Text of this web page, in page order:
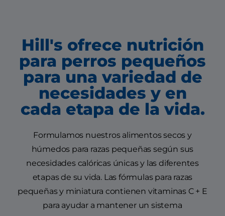
Hill's ofrece nutrición
para perros pequeños
para una variedad de
necesidades y en
cada etapa de la vida.
Formulamos nuestros alimentos secos y
húmedos para razas pequeñas según sus
necesidades calóricas únicas y las diferentes
etapas de su vida. Las fórmulas para razas
pequeñas y miniatura contienen vitaminas C + E
para ayudar a mantener un sistema